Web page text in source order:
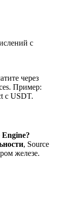
с
через
Пример:
с USDT.
, Source
железе.